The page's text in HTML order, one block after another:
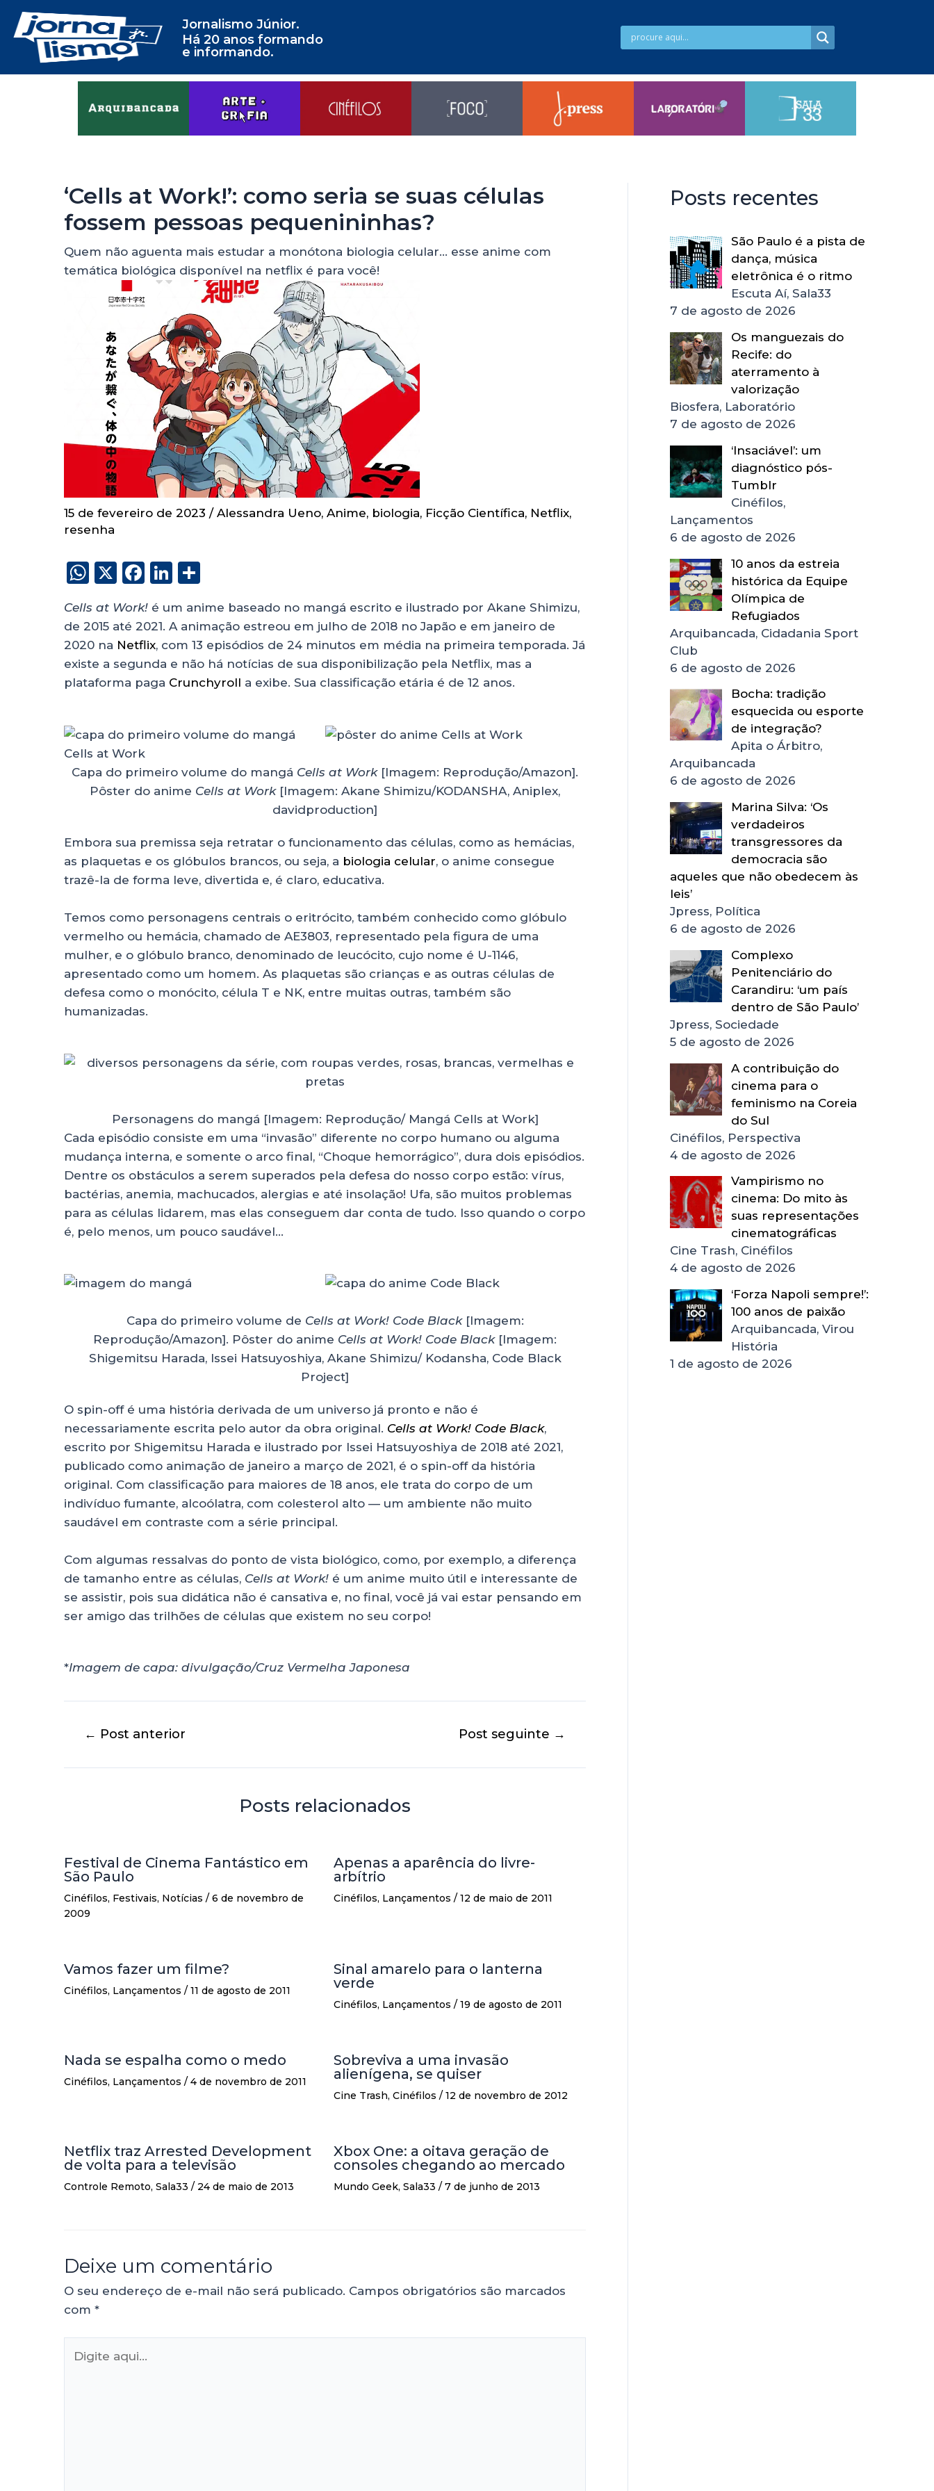
Jornalismo Júnior.
Há 20 anos formando
e informando.
‘Cells at Work!’: como seria se suas células
fossem pessoas pequenininhas?
Quem não aguenta mais estudar a monótona biologia celular... esse anime com
temática biológica disponível na netflix é para você!
15 de fevereiro de 2023 / Alessandra Ueno, Anime, biologia, Ficção Científica, Netflix,
resenha
W
a
ts
A
p
X
F
c
e
b
o
k
Li
k
e
dI
n
a
re
Cells at Work! é um anime baseado no mangá escrito e ilustrado por Akane Shimizu,
de 2015 até 2021. A animação estreou em julho de 2018 no Japão e em janeiro de
2020 na Netflix, com 13 episódios de 24 minutos em média na primeira temporada. Já
existe a segunda e não há notícias de sua disponibilização pela Netflix, mas a
plataforma paga Crunchyroll a exibe. Sua classificação etária é de 12 anos.
Capa do primeiro volume do mangá Cells at Work[Imagem: Reprodução/Amazon].
Pôster do anime Cells at Work[Imagem: Akane Shimizu/KODANSHA, Aniplex,
davidproduction]
Embora sua premissa seja retratar o funcionamento das células, como as hemácias,
as plaquetas e os glóbulos brancos, ou seja, a biologia celular, o anime consegue
trazê-la de forma leve, divertida e, é claro, educativa.
Temos como personagens centrais o eritrócito, também conhecido como glóbulo
vermelho ou hemácia, chamado de AE3803, representado pela figura de uma
mulher, e o glóbulo branco, denominado de leucócito, cujo nome é U-1146,
apresentado como um homem. As plaquetas são crianças e as outras células de
defesa como o monócito, célula T e NK, entre muitas outras, também são
humanizadas.
Personagens do mangá [Imagem: Reprodução/ Mangá Cells at Work]
Cada episódio consiste em uma “invasão” diferente no corpo humano ou alguma
mudança interna, e somente o arco final, “Choque hemorrágico”, dura dois episódios.
Dentre os obstáculos a serem superados pela defesa do nosso corpo estão: vírus,
bactérias, anemia, machucados, alergias e até insolação! Ufa, são muitos problemas
para as células lidarem, mas elas conseguem dar conta de tudo. Isso quando o corpo
é, pelo menos, um pouco saudável…
Capa do primeiro volume de Cells at Work! Code Black [Imagem:
Reprodução/Amazon]. Pôster do anime Cells at Work! Code Black [Imagem:
Shigemitsu Harada, Issei Hatsuyoshiya, Akane Shimizu/ Kodansha, Code Black
Project]
O spin-off é uma história derivada de um universo já pronto e não é
necessariamente escrita pelo autor da obra original. Cells at Work! Code Black,
escrito por Shigemitsu Harada e ilustrado por Issei Hatsuyoshiya de 2018 até 2021,
publicado como animação de janeiro a março de 2021, é o spin-off da história
original. Com classificação para maiores de 18 anos, ele trata do corpo de um
indivíduo fumante, alcoólatra, com colesterol alto — um ambiente não muito
saudável em contraste com a série principal.
Com algumas ressalvas do ponto de vista biológico, como, por exemplo, a diferença
de tamanho entre as células, Cells at Work! é um anime muito útil e interessante de
se assistir, pois sua didática não é cansativa e, no final, você já vai estar pensando em
ser amigo das trilhões de células que existem no seu corpo!
*Imagem de capa: divulgação/Cruz Vermelha Japonesa
← Post anterior Post seguinte →
Posts relacionados
Festival de Cinema Fantástico em
São Paulo
Cinéfilos, Festivais, Notícias / 6 de novembro de
2009
Apenas a aparência do livre-
arbítrio
Cinéfilos, Lançamentos / 12 de maio de 2011
Vamos fazer um filme?
Cinéfilos, Lançamentos / 11 de agosto de 2011
Sinal amarelo para o lanterna
verde
Cinéfilos, Lançamentos / 19 de agosto de 2011
Nada se espalha como o medo
Cinéfilos, Lançamentos / 4 de novembro de 2011
Sobreviva a uma invasão
alienígena, se quiser
Cine Trash, Cinéfilos / 12 de novembro de 2012
Netflix traz Arrested Development
de volta para a televisão
Controle Remoto, Sala33 / 24 de maio de 2013
Xbox One: a oitava geração de
consoles chegando ao mercado
Mundo Geek, Sala33 / 7 de junho de 2013
Deixe um comentário
O seu endereço de e-mail não será publicado. Campos obrigatórios são marcados
com *
Posts recentes
São Paulo é a pista de
dança, música
eletrônica é o ritmo
Escuta Aí, Sala33
7 de agosto de 2026
Os manguezais do
Recife: do
aterramento à
valorização
Biosfera, Laboratório
7 de agosto de 2026
‘Insaciável’: um
diagnóstico pós-
Tumblr
Cinéfilos,
Lançamentos
6 de agosto de 2026
10 anos da estreia
histórica da Equipe
Olímpica de
Refugiados
Arquibancada, Cidadania Sport
Club
6 de agosto de 2026
Bocha: tradição
esquecida ou esporte
de integração?
Apita o Árbitro,
Arquibancada
6 de agosto de 2026
Marina Silva: ‘Os
verdadeiros
transgressores da
democracia são
aqueles que não obedecem às
leis’
Jpress, Política
6 de agosto de 2026
Complexo
Penitenciário do
Carandiru: ‘um país
dentro de São Paulo’
Jpress, Sociedade
5 de agosto de 2026
A contribuição do
cinema para o
feminismo na Coreia
do Sul
Cinéfilos, Perspectiva
4 de agosto de 2026
Vampirismo no
cinema: Do mito às
suas representações
cinematográficas
Cine Trash, Cinéfilos
4 de agosto de 2026
‘Forza Napoli sempre!’:
100 anos de paixão
Arquibancada, Virou
História
1 de agosto de 2026